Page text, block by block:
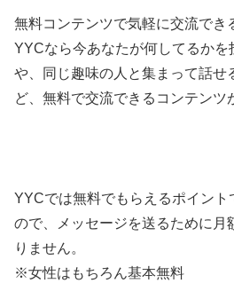
無料コンテンツで気軽に交流でき
YYCなら今あなたが何してるかを
や、同じ趣味の人と集まって話せ
ど、無料で交流できるコンテンツ
YYCでは無料でもらえるポイント
ので、メッセージを送るために月
りません。
※女性はもちろん基本無料